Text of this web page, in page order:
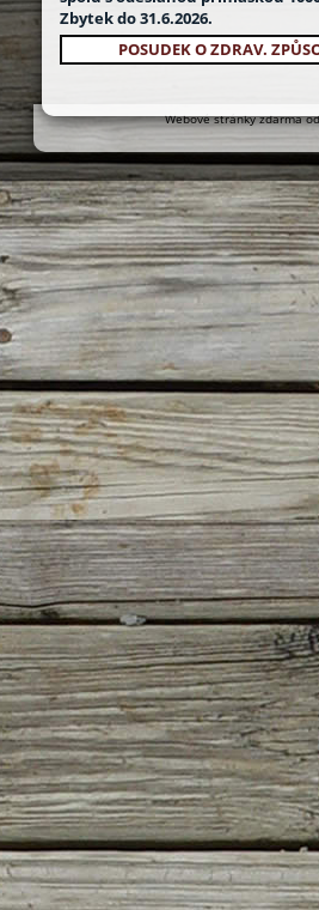
Zbytek do 31.6.2026.
POSUDEK O ZDRAV.
Webové stránky zdarma